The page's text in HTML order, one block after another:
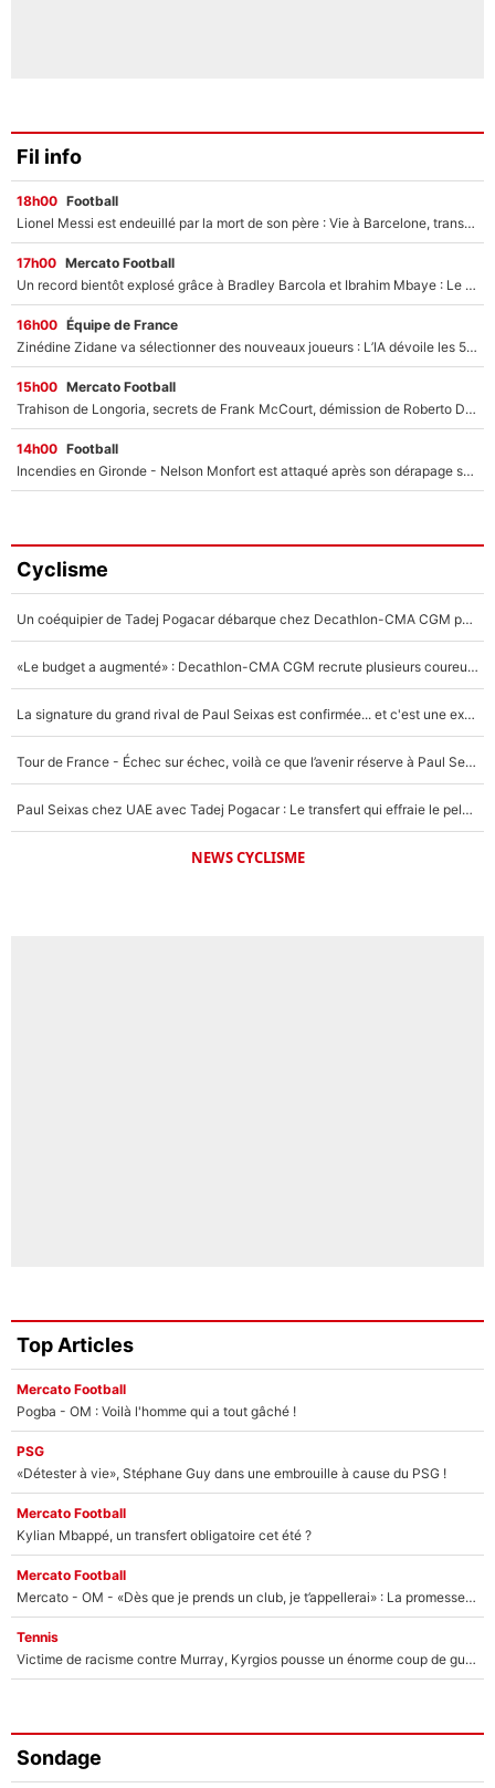
Fil info
18h00 Football
Lionel Messi est endeuillé par la mort de son père : Vie à Barcelone, transfert au PSG... voilà comment Jorge Messi a joué un rôle essentiel dans sa carrière !
17h00 Mercato Football
Un record bientôt explosé grâce à Bradley Barcola et Ibrahim Mbaye : Le PSG sur le point de réaliser un mercato historique ?
16h00 Équipe de France
Zinédine Zidane va sélectionner des nouveaux joueurs : L’IA dévoile les 5 cracks qui pourraient rapidement le rejoindre en équipe de France !
15h00 Mercato Football
Trahison de Longoria, secrets de Frank McCourt, démission de Roberto De Zerbi : Medhi Benatia se lâche sur son départ de l'OM et fait d'importantes révélations
14h00 Football
Incendies en Gironde - Nelson Monfort est attaqué après son dérapage sur CNews : «Et lui, il prend combien pour parler dans un studio climatisé?»
Cyclisme
Un coéquipier de Tadej Pogacar débarque chez Decathlon-CMA CGM pour épauler Paul Seixas : «Mes meilleures années sont à venir»
«Le budget a augmenté» : Decathlon-CMA CGM recrute plusieurs coureurs pour offrir à Paul Seixas une équipe pour gagner le Tour de France 2027
La signature du grand rival de Paul Seixas est confirmée... et c'est une excellente nouvelle pour l'équipe Decathlon-CMA CGM !
Tour de France - Échec sur échec, voilà ce que l’avenir réserve à Paul Seixas : «Tant qu’il y aura un Pogacar comme celui-là...»
Paul Seixas chez UAE avec Tadej Pogacar : Le transfert qui effraie le peloton, «c’est la pire des choses qui puisse arriver»
NEWS CYCLISME
Top Articles
Mercato Football
Pogba - OM : Voilà l'homme qui a tout gâché !
PSG
«Détester à vie», Stéphane Guy dans une embrouille à cause du PSG !
Mercato Football
Kylian Mbappé, un transfert obligatoire cet été ?
Mercato Football
Mercato - OM - «Dès que je prends un club, je t’appellerai» : La promesse de Marcelino au moment de claquer la porte
Tennis
Victime de racisme contre Murray, Kyrgios pousse un énorme coup de gueule !
Sondage